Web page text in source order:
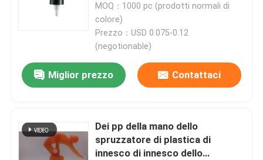
Video
MOQ：1000 pc (prodotti normali di
colore)
Prezzo：USD 0.075-0.12
(negotionable)
Miglior prezzo Contattaci
Dei pp della mano dello
spruzzatore di plastica di
innesco di innesco dello